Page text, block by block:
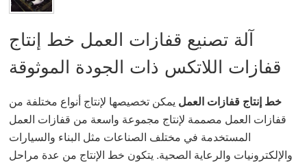
آلة تصنيع قفازات العمل خط إنتاج
قفازات اللاتكس ذات الجودة الموثوقة
خط إنتاج قفازات العمل يمكن تخصيصها لإنتاج أنواع مختلفة من
قفازات العمل مصممة لإنتاج مجموعة واسعة من قفازات العمل
المستخدمة في مختلف الصناعات مثل البناء والسيارات
والإلكترونيات والرعاية الصحية. يتكون خط الإنتاج من عدة مراحل